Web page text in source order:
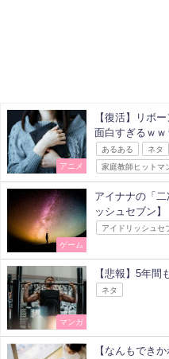
アニメ
【復活】リボ
面白すぎるｗｗ
あるある ネタ
家庭教師ヒットマ
ゲーム
アイナナの「
ッシュセブン】
アイドリッシュセ
マンガ
【悲報】5年間
ネタ
【なんもでき